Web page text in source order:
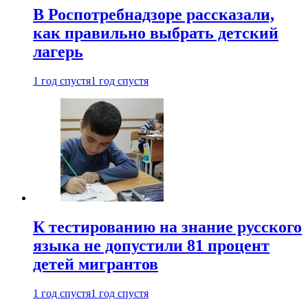
В Роспотребнадзоре рассказали,
как правильно выбрать детский
лагерь
1 год спустя1 год спустя
К тестированию на знание русского
языка не допустили 81 процент
детей мигрантов
1 год спустя1 год спустя